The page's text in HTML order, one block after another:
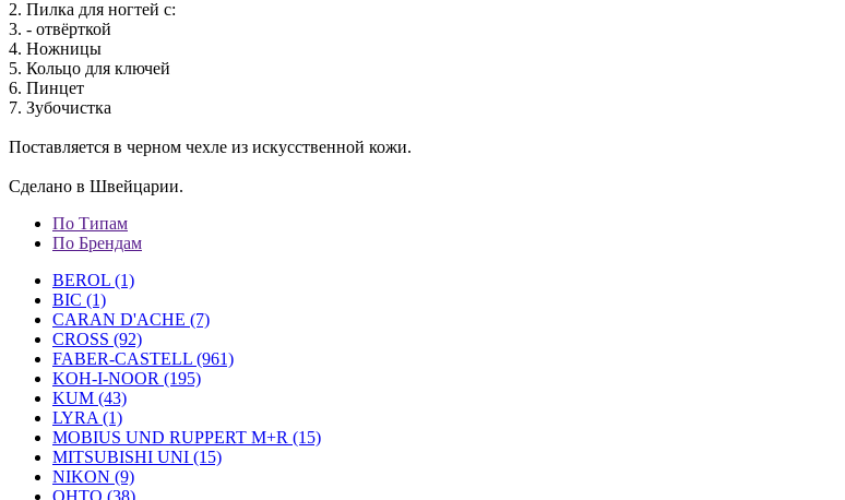
2. Пилка для ногтей с:
3. - отвёрткой
4. Ножницы
5. Кольцо для ключей
6. Пинцет
7. Зубочистка
Поставляется в черном чехле из искусственной кожи.
Сделано в Швейцарии.
По Типам
По Брендам
BEROL (1)
BIC (1)
CARAN D'ACHE (7)
CROSS (92)
FABER-CASTELL (961)
KOH-I-NOOR (195)
KUM (43)
LYRA (1)
MOBIUS UND RUPPERT M+R (15)
MITSUBISHI UNI (15)
NIKON (9)
OHTO (38)